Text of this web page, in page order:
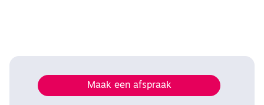
Maak een afspraak